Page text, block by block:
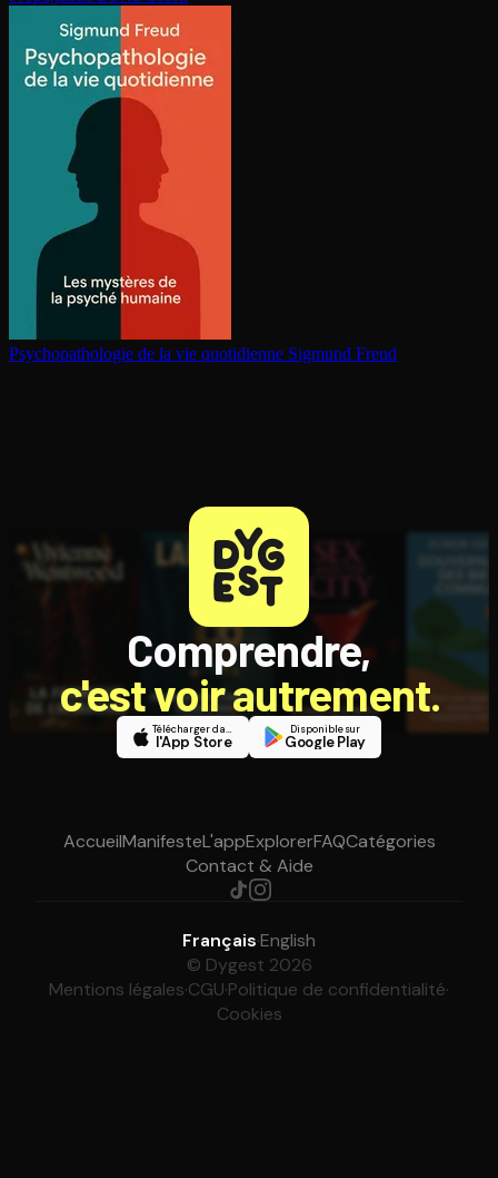
Psy­cho­pa­tho­lo­gie de la vie quotidienne Sigmund Freud
Comprendre,
c'est voir autrement.
Télécharger dans
l'App Store
Disponible sur
Google Play
AccueilManifesteL'appExplorerFAQCatégories
Contact & Aide
Français·English
© Dygest 2026
Mentions légales·CGU·Politique de confidentialité·
Cookies